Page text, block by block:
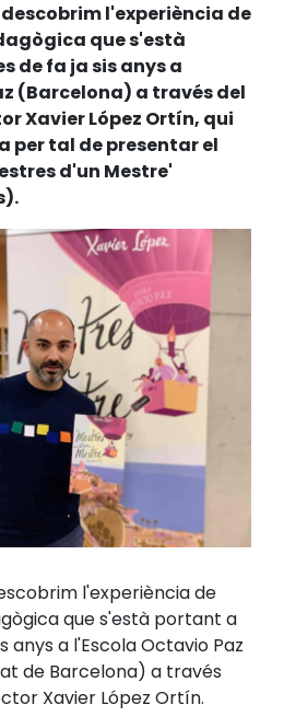
l'experiència de
que s'està
de fa ja sis anys a
(Barcelona) a través del
Xavier López Ortín, qui
per tal de presentar el
d'un Mestre'
l'experiència de
que s'està portant a
anys a l'Escola Octavio Paz
de Barcelona) a través
Xavier López Ortín.